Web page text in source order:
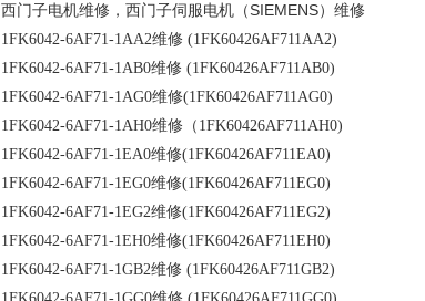
西门子电机维修， 西门子伺服电机（SIEMENS）维修
1FK6042-6AF71-1AA2维修 (1FK60426AF711AA2)
1FK6042-6AF71-1AB0维修 (1FK60426AF711AB0)
1FK6042-6AF71-1AG0维修(1FK60426AF711AG0)
1FK6042-6AF71-1AH0维修（1FK60426AF711AH0)
1FK6042-6AF71-1EA0维修(1FK60426AF711EA0)
1FK6042-6AF71-1EG0维修(1FK60426AF711EG0)
1FK6042-6AF71-1EG2维修(1FK60426AF711EG2)
1FK6042-6AF71-1EH0维修(1FK60426AF711EH0)
1FK6042-6AF71-1GB2维修 (1FK60426AF711GB2)